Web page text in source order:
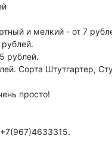
и мелкий - от 7
рублей.
Сорта Штутгартер,
просто!